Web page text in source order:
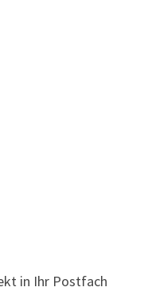
in Ihr Postfach